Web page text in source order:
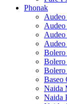
Phonak
Audeo
Audeo
Bolero
Baseo
Naida
Naida